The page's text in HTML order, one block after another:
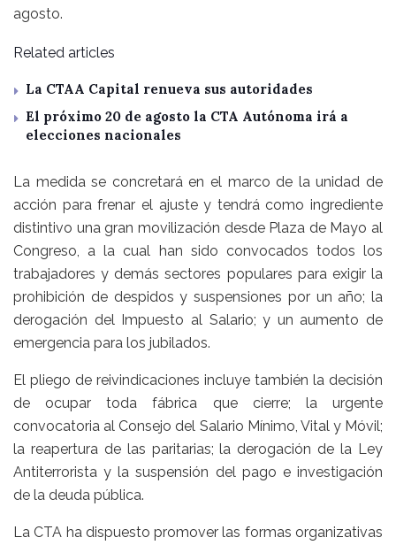
agosto.
Related articles
La CTAA Capital renueva sus autoridades
El próximo 20 de agosto la CTA Autónoma irá a
elecciones nacionales
La medida se concretará en el marco de la unidad de
acción para frenar el ajuste y tendrá como ingrediente
distintivo una gran movilización desde Plaza de Mayo al
Congreso, a la cual han sido convocados todos los
trabajadores y demás sectores populares para exigir la
prohibición de despidos y suspensiones por un año; la
derogación del Impuesto al Salario; y un aumento de
emergencia para los jubilados.
El pliego de reivindicaciones incluye también la decisión
de ocupar toda fábrica que cierre; la urgente
convocatoria al Consejo del Salario Mínimo, Vital y Móvil;
la reapertura de las paritarias; la derogación de la Ley
Antiterrorista y la suspensión del pago e investigación
de la deuda pública.
La CTA ha dispuesto promover las formas organizativas